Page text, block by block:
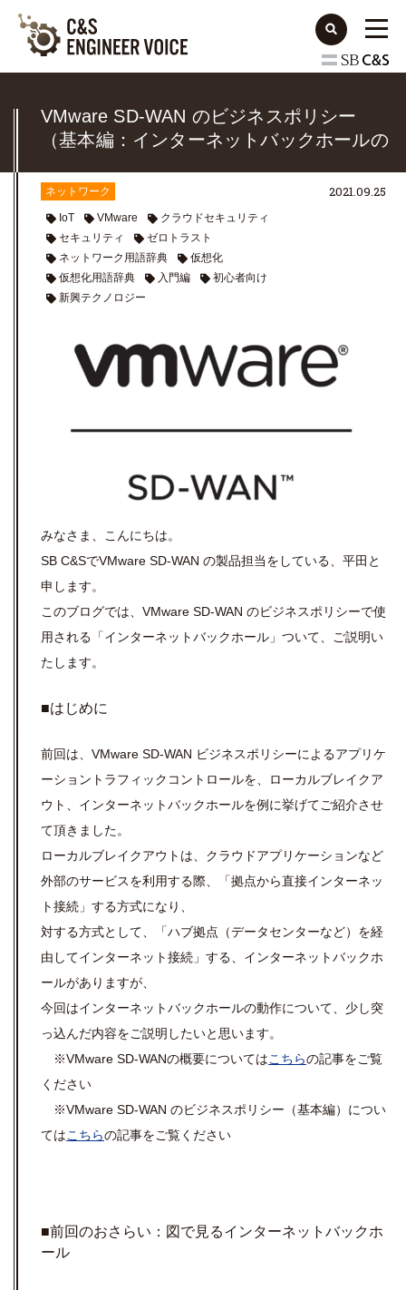
VMware SD-WAN のビジネスポリシー
（基本編：インターネットバックホールの
ネットワーク
IoT VMware
クラウドセキュリティ
セキュリティ
ゼロトラスト
ネットワーク用語辞典
仮想化
仮想化用語辞典
入門編
初心者向け
新興テクノロジー
2021.09.25
みなさま、こんにちは。
SB C&SでVMware SD-WAN の製品担当をしている、平田と
申します。
このブログでは、VMware SD-WAN のビジネスポリシーで使
用される「インターネットバックホール」ついて、ご説明い
たします。
■はじめに
前回は、VMware SD-WAN ビジネスポリシーによるアプリケ
ーショントラフィックコントロールを、ローカルブレイクア
ウト、インターネットバックホールを例に挙げてご紹介させ
て頂きました。
ローカルブレイクアウトは、クラウドアプリケーションなど
外部のサービスを利用する際、「拠点から直接インターネッ
ト接続」する方式になり、
対する方式として、
「ハブ拠点（データセンターなど）を経
由してインターネット接続」する、 インターネットバックホ
ールがありますが、
今回はインターネットバックホールの動作について、少し突
っ込んだ内容をご説明したいと思います。
※VMware SD-WANの概要についてはこちらの記事をご覧
ください
※VMware SD-WAN のビジネスポリシー（基本編）につい
てはこちらの記事をご覧ください
■前回のおさらい：図で見るインターネットバックホ
ール